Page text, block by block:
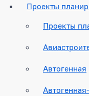
Проекты
Проекты
Автогенная